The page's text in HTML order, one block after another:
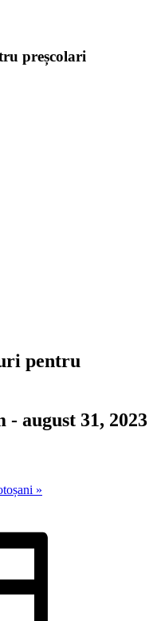
preșcolari
pentru
- august 31, 2023
»